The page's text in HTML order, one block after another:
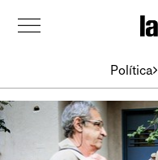
Política